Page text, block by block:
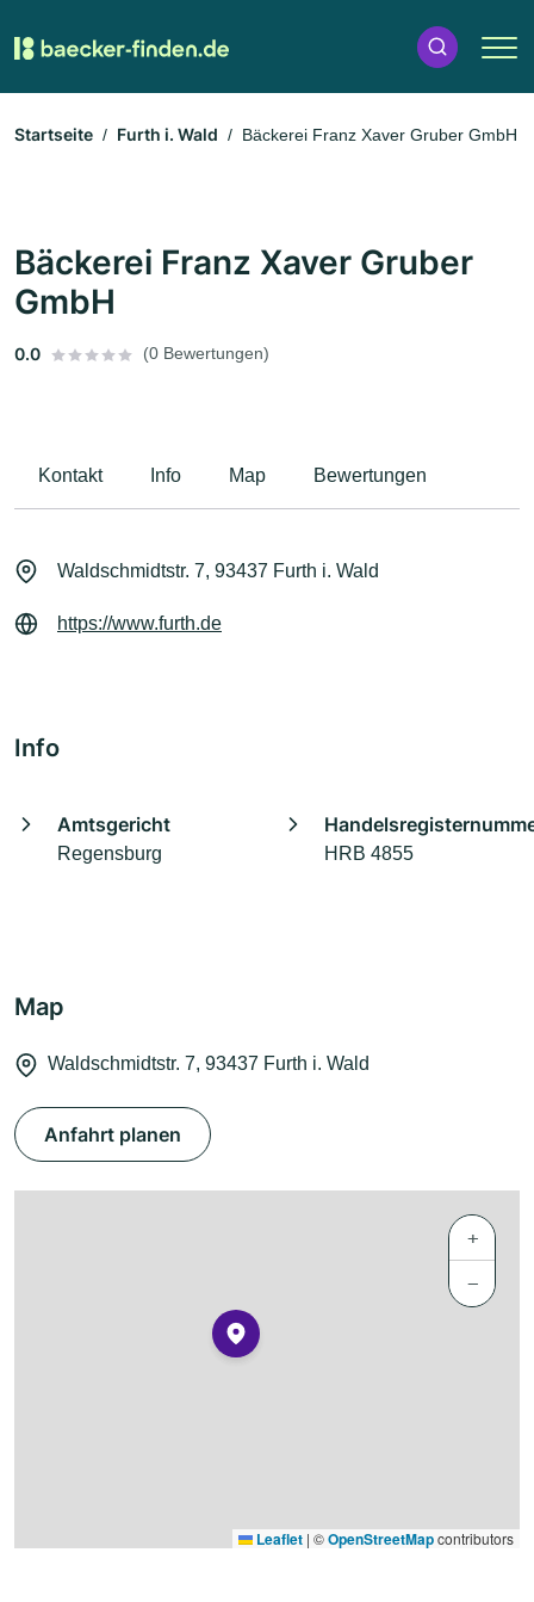
Startseite Furth i. Wald Bäckerei Franz Xaver Gruber GmbH
Bäckerei Franz Xaver Gruber
GmbH
0.0 (0 Bewertungen)
Kontakt Info Map Bewertungen
Waldschmidtstr. 7, 93437 Furth i. Wald
https://www.furth.de
Info
Amtsgericht
Regensburg HRB 4855
Map
Waldschmidtstr. 7, 93437 Furth i. Wald
Anfahrt planen
+
−
Leaflet | ©OpenStreetMapcontributors